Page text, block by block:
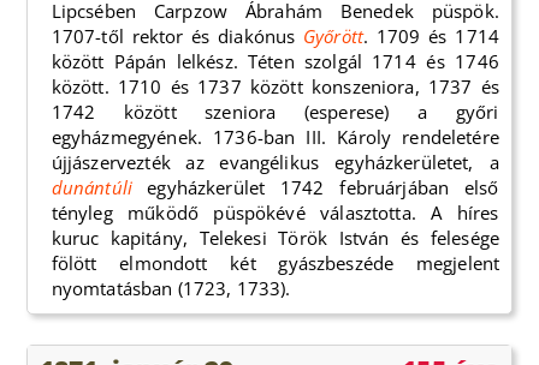
Lipcsében Carpzow Ábrahám Benedek püspök.
1707-től rektor és diakónus Győrött. 1709 és 1714
között Pápán lelkész. Téten szolgál 1714 és 1746
között. 1710 és 1737 között konszeniora, 1737 és
1742 között szeniora (esperese) a győri
egyházmegyének. 1736-ban III. Károly rendeletére
újjászervezték az evangélikus egyházkerületet, a
dunántúli egyházkerület 1742 februárjában első
tényleg működő püspökévé választotta. A híres
kuruc kapitány, Telekesi Török István és felesége
fölött elmondott két gyászbeszéde megjelent
nyomtatásban (1723, 1733).